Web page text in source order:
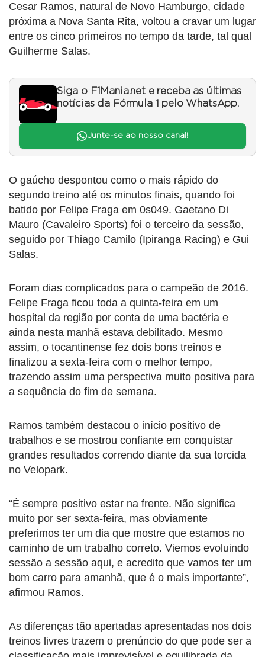
Cesar Ramos, natural de Novo Hamburgo, cidade
próxima a Nova Santa Rita, voltou a cravar um lugar
entre os cinco primeiros no tempo da tarde, tal qual
Guilherme Salas.
Siga o F1Mania.net e receba as últimas
notícias da Fórmula 1 pelo WhatsApp.
Junte-se ao nosso canal!
O gaúcho despontou como o mais rápido do
segundo treino até os minutos finais, quando foi
batido por Felipe Fraga em 0s049. Gaetano Di
Mauro (Cavaleiro Sports) foi o terceiro da sessão,
seguido por Thiago Camilo (Ipiranga Racing) e Gui
Salas.
Foram dias complicados para o campeão de 2016.
Felipe Fraga ficou toda a quinta-feira em um
hospital da região por conta de uma bactéria e
ainda nesta manhã estava debilitado. Mesmo
assim, o tocantinense fez dois bons treinos e
finalizou a sexta-feira com o melhor tempo,
trazendo assim uma perspectiva muito positiva para
a sequência do fim de semana.
Ramos também destacou o início positivo de
trabalhos e se mostrou confiante em conquistar
grandes resultados correndo diante da sua torcida
no Velopark.
“É sempre positivo estar na frente. Não significa
muito por ser sexta-feira, mas obviamente
preferimos ter um dia que mostre que estamos no
caminho de um trabalho correto. Viemos evoluindo
sessão a sessão aqui, e acredito que vamos ter um
bom carro para amanhã, que é o mais importante”,
afirmou Ramos.
As diferenças tão apertadas apresentadas nos dois
treinos livres trazem o prenúncio do que pode ser a